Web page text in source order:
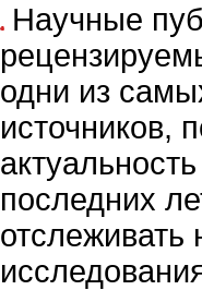
Научные
одни из
источников,
последних
отслеживать